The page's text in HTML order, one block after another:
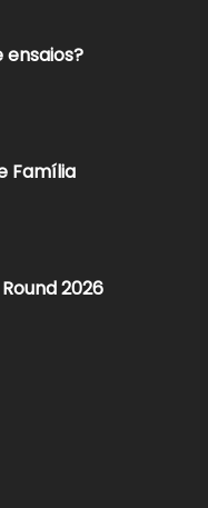
Família
2026​